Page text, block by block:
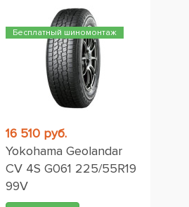
Бесплатный шиномонтаж
16 510 руб.
Yokohama Geolandar
CV 4S G061 225/55R19
99V